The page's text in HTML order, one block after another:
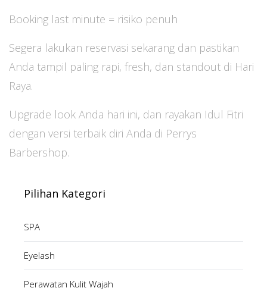
Booking last minute = risiko penuh
Segera lakukan reservasi sekarang dan pastikan
Anda tampil paling rapi, fresh, dan standout di Hari
Raya.
Upgrade look Anda hari ini, dan rayakan Idul Fitri
dengan versi terbaik diri Anda di Perrys
Barbershop.
Pilihan Kategori
SPA
Eyelash
Perawatan Kulit Wajah